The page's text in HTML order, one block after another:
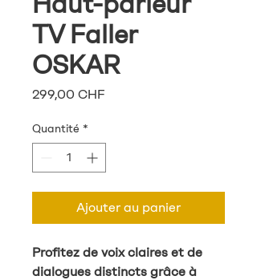
TV Faller
OSKAR
299,00 CHFPrix
Quantité *
Ajouter au panier
Profitez de voix claires et de
dialogues distincts grâce à